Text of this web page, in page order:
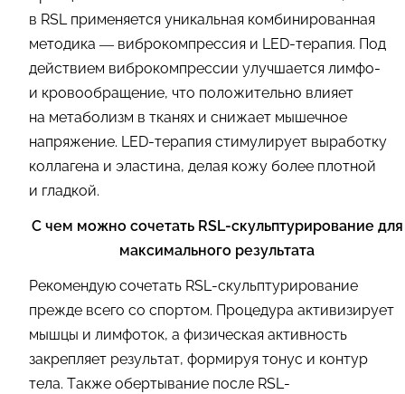
в RSL применяется уникальная комбинированная
методика — виброкомпрессия и LED-терапия. Под
действием виброкомпрессии улучшается лимфо-
и кровообращение, что положительно влияет
на метаболизм в тканях и снижает мышечное
напряжение. LED-терапия стимулирует выработку
коллагена и эластина, делая кожу более плотной
и гладкой.
С чем можно сочетать RSL-скульптурирование для
максимального результата
Рекомендую сочетать RSL-скульптурирование
прежде всего со спортом. Процедура активизирует
мышцы и лимфоток, а физическая активность
закрепляет результат, формируя тонус и контур
тела. Также обертывание после RSL-